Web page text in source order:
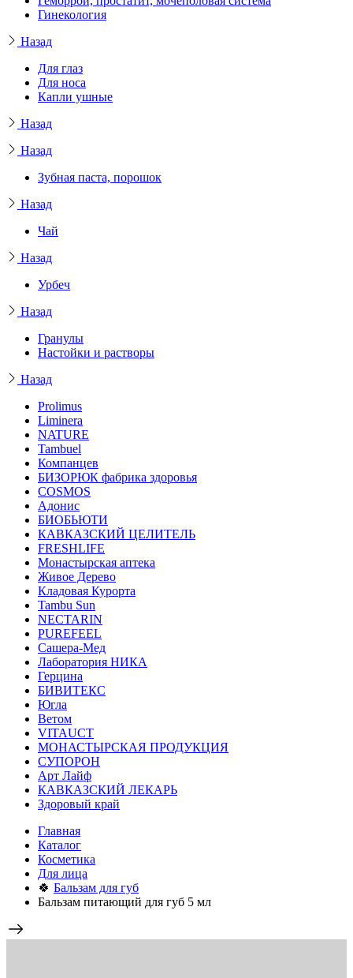
Гинекология
Назад
Для глаз
Для носа
Капли ушные
Назад
Назад
Зубная паста, порошок
Назад
Чай
Назад
Урбеч
Назад
Гранулы
Настойки и растворы
Назад
Prolimus
Liminera
NATURE
Tambuel
Компанцев
БИЗОРЮК фабрика здоровья
COSMOS
Адонис
БИОБЬЮТИ
КАВКАЗСКИЙ ЦЕЛИТЕЛЬ
FRESHLIFE
Монастырская аптека
Живое Дерево
Кладовая Курорта
Tambu Sun
NECTARIN
PUREFEEL
Сашера-Мед
Лаборатория НИКА
Герцина
БИВИТЕКС
Югла
Ветом
VITAUCT
МОНАСТЫРСКАЯ ПРОДУКЦИЯ
СУПОРОН
Арт Лайф
КАВКАЗСКИЙ ЛЕКАРЬ
Здоровый край
Главная
Каталог
Косметика
Для лица
🍀 Бальзам для губ
Бальзам питающий для губ 5 мл